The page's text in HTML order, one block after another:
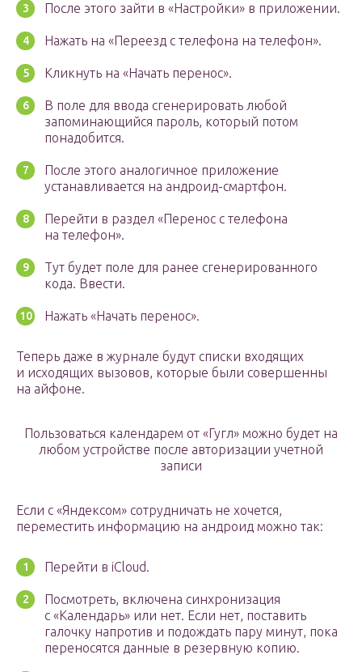
После этого зайти в «Настройки» в приложении.
Нажать на «Переезд с телефона на телефон».
Кликнуть на «Начать перенос».
В поле для ввода сгенерировать любой
запоминающийся пароль, который потом
понадобится.
После этого аналогичное приложение
устанавливается на андроид-смартфон.
Перейти в раздел «Перенос с телефона
на телефон».
Тут будет поле для ранее сгенерированного
кода. Ввести.
Нажать «Начать перенос».
Теперь даже в журнале будут списки входящих
и исходящих вызовов, которые были совершенны
на айфоне.
Пользоваться календарем от «Гугл» можно будет на
любом устройстве после авторизации учетной
записи
Если с «Яндексом» сотрудничать не хочется,
переместить информацию на андроид можно так:
Перейти в iCloud.
Посмотреть, включена синхронизация
с «Календарь» или нет. Если нет, поставить
галочку напротив и подождать пару минут, пока
переносятся данные в резервную копию.